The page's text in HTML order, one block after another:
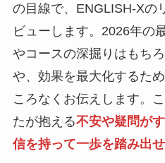
の目線で、ENGLISH-Xの
ビューします。2026年の
やコースの深掘りはもち
や、効果を最大化するた
ころなくお伝えします。
たが抱える不安や疑問が
信を持って一歩を踏み出せ